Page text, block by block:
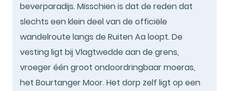
beverparadijs. Misschien is dat de reden dat
slechts een klein deel van de officiële
wandelroute langs de Ruiten Aa loopt. De
vesting ligt bij Vlagtwedde aan de grens,
vroeger één groot ondoordringbaar moeras,
het Bourtanger Moor. Het dorp zelf ligt op een